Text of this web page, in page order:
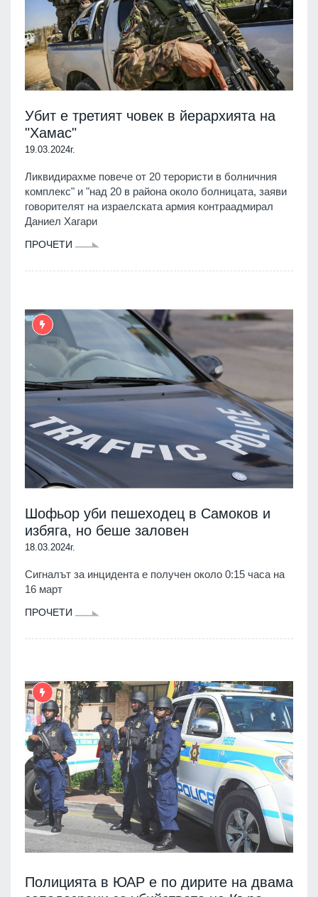
Убит е третият човек в йерархията на
"Хамас"
19.03.2024г.
Ликвидирахме повече от 20 терористи в болничния
комплекс" и "над 20 в района около болницата, заяви
говорителят на израелската армия контраадмирал
Даниел Хагари
ПРОЧЕТИ
Шофьор уби пешеходец в Самоков и
избяга, но беше заловен
18.03.2024г.
Сигналът за инцидента е получен около 0:15 часа на
16 март
ПРОЧЕТИ
Полицията в ЮАР е по дирите на двама